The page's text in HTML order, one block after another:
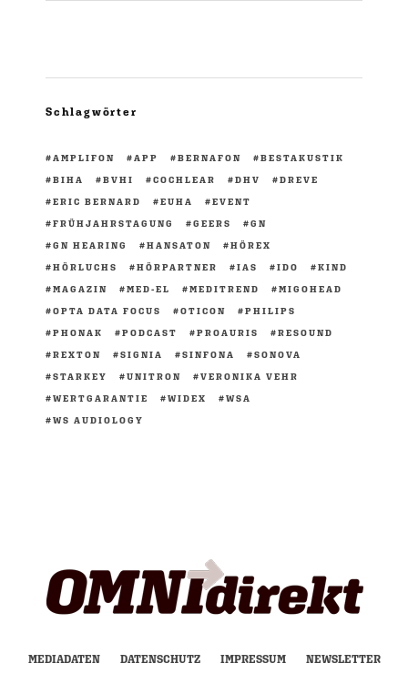
Schlagwörter
AMPLIFON APP BERNAFON
BESTAKUSTIK
BIHA
BVHI COCHLEAR DHV
DREVE
ERIC BERNARD
EUHA
EVENT
FRÜHJAHRSTAGUNG
GEERS
GN
GN HEARING
HANSATON
HÖREX
HÖRLUCHS
HÖRPARTNER IAS IDO
KIND
MAGAZIN
MED-EL MEDITREND
MIGOHEAD
OPTA DATA FOCUS
OTICON
PHILIPS
PHONAK
PODCAST PROAURIS
RESOUND
REXTON
SIGNIA SINFONA
SONOVA
STARKEY
UNITRON
VERONIKA VEHR
WERTGARANTIE
WIDEX
WSA
WS AUDIOLOGY
MEDIADATEN DATENSCHUTZ IMPRESSUM NEWSLETTER